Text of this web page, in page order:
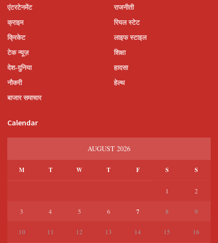
एंटरटेनमेंट
क्राइम
क्रिकेट
टेक न्यूज़
देश-दुनिया
नौकरी
बाजार समाचार
राजनीती
रियल स्टेट
लाइफ स्टाइल
शिक्षा
हादसा
हेल्थ
Calendar
AUGUST 2026
M T W T F S S
1 2
3 4 5 6 7 8 9
10 11 12 13 14 15 16